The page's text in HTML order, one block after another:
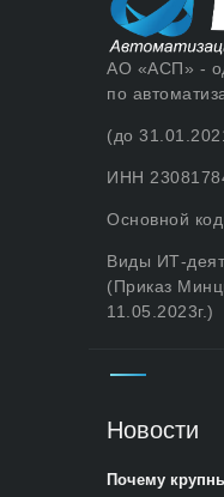
АО «АСП» -
по
(до
ИНН
Основной
Виды ИТ-
(Приказ
11.05.2023г.)
Новости
Почему